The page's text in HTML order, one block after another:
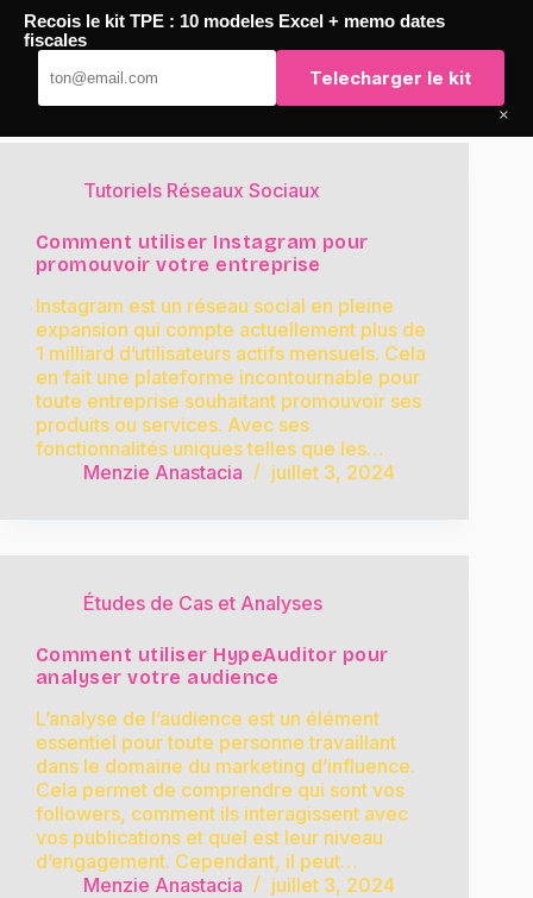
Passer
contenu
TaqTaq
Tutoriels Réseaux Sociaux
Comment utiliser Instagram pour
promouvoir votre entreprise
Instagram est un réseau social en pleine
expansion qui compte actuellement plus de
1 milliard d’utilisateurs actifs mensuels. Cela
en fait une plateforme incontournable pour
toute entreprise souhaitant promouvoir ses
produits ou services. Avec ses
fonctionnalités uniques telles que les…
Menzie Anastacia
juillet 3, 2024
Études de Cas et Analyses
Comment utiliser HypeAuditor pour
analyser votre audience
L’analyse de l’audience est un élément
essentiel pour toute personne travaillant
dans le domaine du marketing d’influence.
Cela permet de comprendre qui sont vos
followers, comment ils interagissent avec
vos publications et quel est leur niveau
d’engagement. Cependant, il peut…
Menzie Anastacia
juillet 3, 2024
Recois le kit TPE : 10 modeles Excel + memo dates
fiscales
Telecharger le kit
×